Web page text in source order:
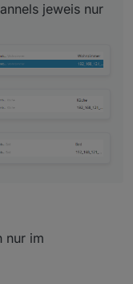
jeweis nur
nur im